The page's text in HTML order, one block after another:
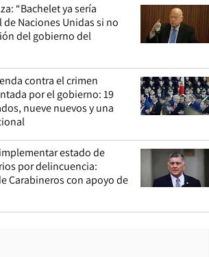
“Bachelet ya sería
Naciones Unidas si no
del gobierno del
contra el crimen
por el gobierno: 19
nueve nuevos y una
estado de
por delincuencia:
Carabineros con apoyo de